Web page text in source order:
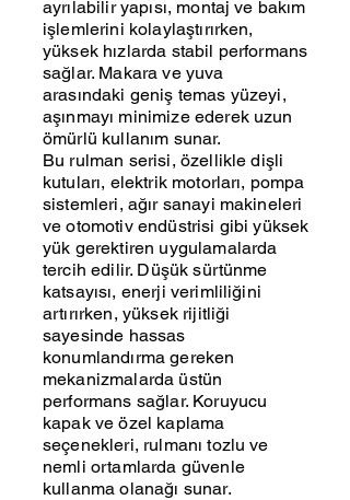
ayrılabilir yapısı, montaj ve bakım
işlemlerini kolaylaştırırken,
yüksek hızlarda stabil performans
sağlar. Makara ve yuva
arasındaki geniş temas yüzeyi,
aşınmayı minimize ederek uzun
ömürlü kullanım sunar.
Bu rulman serisi, özellikle dişli
kutuları, elektrik motorları, pompa
sistemleri, ağır sanayi makineleri
ve otomotiv endüstrisi gibi yüksek
yük gerektiren uygulamalarda
tercih edilir. Düşük sürtünme
katsayısı, enerji verimliliğini
artırırken, yüksek rijitliği
sayesinde hassas
konumlandırma gereken
mekanizmalarda üstün
performans sağlar. Koruyucu
kapak ve özel kaplama
seçenekleri, rulmanı tozlu ve
nemli ortamlarda güvenle
kullanma olanağı sunar.